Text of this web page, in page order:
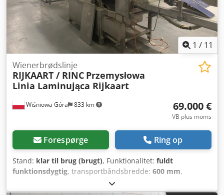
1 / 11
Wiśniowa Góra 833 km
Wienerbrødslinje
RIJKAART / RINC Przemysłowa
Linia Laminująca Rijkaart
69.000 €
VB plus moms
Forespørge Ring op
Stand: klar til brug (brugt), Funktionalitet: fuldt
funktionsdygtig, transportbåndsbredde: 600 mm,
, Komplet produktionslinje til
butterdej RIJKAART / RINC 600 mm | Fuldt funktionsdygtig,